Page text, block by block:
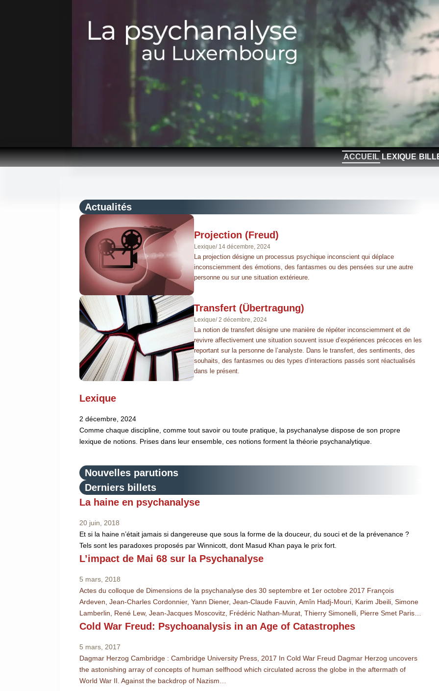
ACCUEIL LEXIQUE
Actualités
Projection (Freud)
Lexique/ 14 décembre, 2024
La projection désigne un processus psychique inconscient qui déplace
inconsciemment des émotions, des fantasmes ou des pensées sur une autre
personne ou sur une situation extérieure.
Transfert (Übertragung)
Lexique/ 2 décembre, 2024
La notion de transfert désigne une manière de répéter inconsciemment et de
revivre affectivement une situation souvent issue d’expériences précoces en les
reportant sur la personne de l’analyste. Dans le transfert, des sentiments, des
souhaits, des fantasmes ou des types d’interactions passés sont réactualisés
dans le présent.
Lexique
2 décembre, 2024
Comme chaque discipline, comme tout savoir ou toute pratique, la psychanalyse dispose de son propre
lexique de notions. Prises dans leur ensemble, ces notions forment la théorie psychanalytique.
Nouvelles parutions
Derniers billets
La haine en psychanalyse
20 juin, 2018
Et si la haine n’était jamais si dangereuse que sous la forme de la douceur, du souci et de la prévenance ?
Tels sont les paradoxes proposés par Winnicott, dont Masud Khan paya le prix fort.
L’impact de Mai 68 sur la Psychanalyse
5 mars, 2018
Actes du colloque de Dimensions de la psychanalyse des 30 septembre et 1er octobre 2017 François
Ardeven, Jean-Charles Cordonnier, Yann Diener, Jean-Claude Fauvin, Amîn Hadj-Mouri, Karim Jbeili, Simone
Lamberlin, René Lew, Jean-Jacques Moscovitz, Frédéric Nathan-Murat, Thierry Simonelli, Pierre Smet Paris…
Cold War Freud: Psychoanalysis in an Age of Catastrophes
5 mars, 2017
Dagmar Herzog Cambridge : Cambridge University Press, 2017 In Cold War Freud Dagmar Herzog uncovers
the astonishing array of concepts of human selfhood which circulated across the globe in the aftermath of
World War II. Against the backdrop of Nazism…